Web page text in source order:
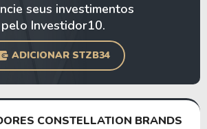
seus investimentos
pelo Investidor10.
ADICIONAR STZB34
CONSTELLATION BRANDS